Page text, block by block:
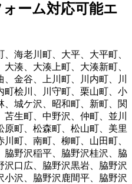
ーム対応可能エ
海老川町 大平 大平町
大湊 大湊上町 大湊新町
金谷 上川町 川内町
川
町桧川 川守町 栗山町
小
城ケ沢 昭和町 新町
関
苫生町 中野沢 仲町
並川
原町 松森町 松山町
美里
川町 南町 柳町 山田町
脇野沢稲平 脇野沢桂沢
脇
沢口広 脇野沢黒岩
脇野沢
小沢 脇野沢鹿間平
脇野沢